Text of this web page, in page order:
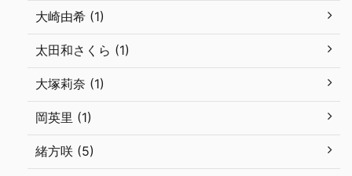
大崎由希 (1)
太田和さくら (1)
大塚莉奈 (1)
岡英里 (1)
緒方咲 (5)